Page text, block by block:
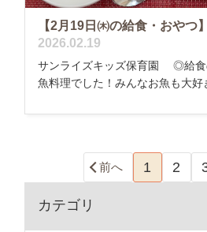
【2月19日㈭の給食・おやつ】
2026.02.19
サンライズキッズ保育園 ◎給
魚料理でした！みんなお魚も大
前へ 1 2
カテゴリ